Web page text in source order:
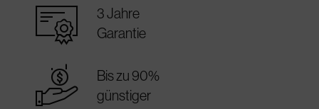
warranty_certificate
3 Jahre
Garantie
best_price
Bis zu 90%
günstiger